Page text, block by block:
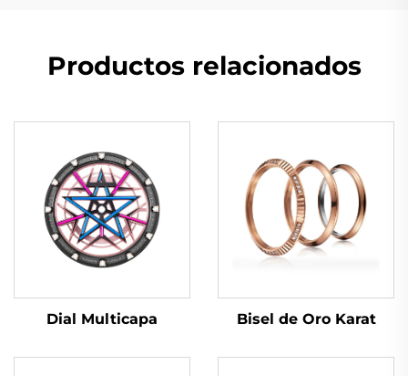
Productos relacionados
Dial Multicapa Bisel de Oro Karat